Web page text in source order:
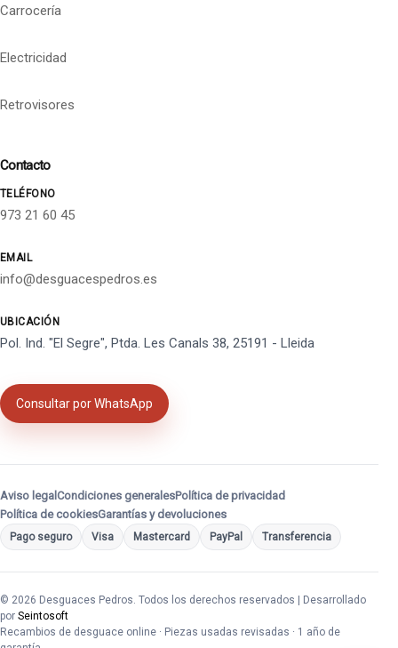
Carrocería
Electricidad
Retrovisores
Contacto
TELÉFONO
973 21 60 45
EMAIL
info@desguacespedros.es
UBICACIÓN
Pol. Ind. "El Segre", Ptda. Les Canals 38, 25191 - Lleida
Consultar por WhatsApp
Aviso legal Condiciones generalesPolítica de privacidad
Política de cookiesGarantías y devoluciones
Pago seguro Visa Mastercard PayPal Transferencia
© 2026 Desguaces Pedros. Todos los derechos reservados | Desarrollado
por Seintosoft
Recambios de desguace online · Piezas usadas revisadas · 1 año de